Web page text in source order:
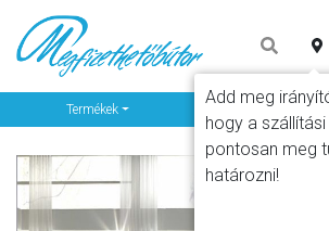
Termékek Info
Add meg
hogy a
pontosan meg
határozni!